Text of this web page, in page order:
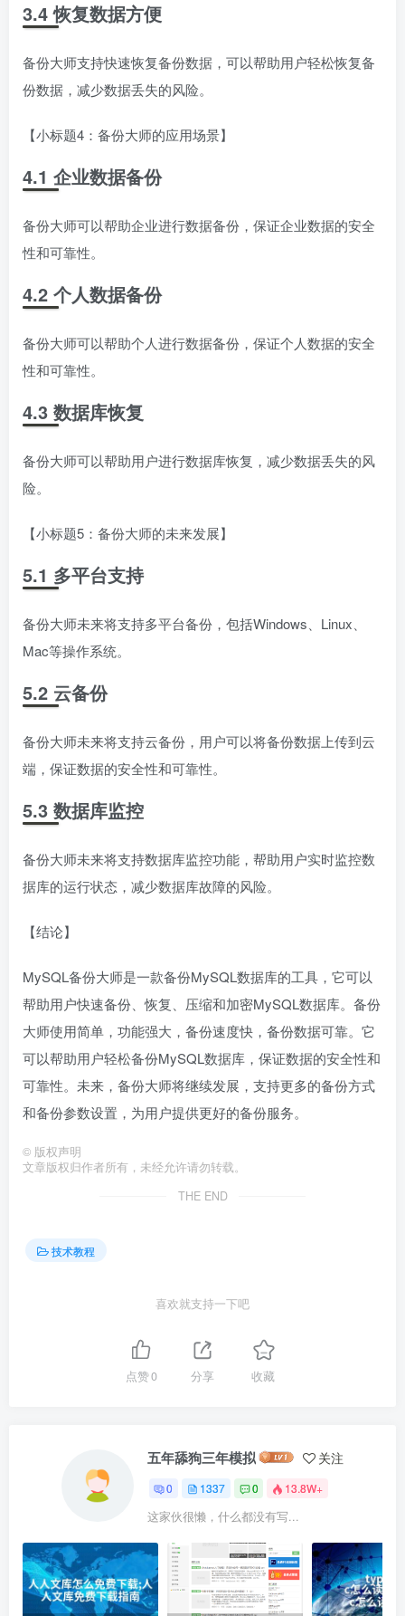
3.4 恢复数据方便
备份大师支持快速恢复备份数据，可以帮助用户轻松恢复备
份数据，减少数据丢失的风险。
【小标题4：备份大师的应用场景】
4.1 企业数据备份
备份大师可以帮助企业进行数据备份，保证企业数据的安全
性和可靠性。
4.2 个人数据备份
备份大师可以帮助个人进行数据备份，保证个人数据的安全
性和可靠性。
4.3 数据库恢复
备份大师可以帮助用户进行数据库恢复，减少数据丢失的风
险。
【小标题5：备份大师的未来发展】
5.1 多平台支持
备份大师未来将支持多平台备份，包括Windows、Linux、
Mac等操作系统。
5.2 云备份
备份大师未来将支持云备份，用户可以将备份数据上传到云
端，保证数据的安全性和可靠性。
5.3 数据库监控
备份大师未来将支持数据库监控功能，帮助用户实时监控数
据库的运行状态，减少数据库故障的风险。
【结论】
MySQL备份大师是一款备份MySQL数据库的工具，它可以
帮助用户快速备份、恢复、压缩和加密MySQL数据库。备份
大师使用简单，功能强大，备份速度快，备份数据可靠。它
可以帮助用户轻松备份MySQL数据库，保证数据的安全性和
可靠性。未来，备份大师将继续发展，支持更多的备份方式
和备份参数设置，为用户提供更好的备份服务。
© 版权声明
文章版权归作者所有，未经允许请勿转载。
THE END
技术教程
喜欢就支持一下吧
点赞0 分享 收藏
五年舔狗三年模拟 关注
0 1337 0 13.8W+
这家伙很懒，什么都没有写...